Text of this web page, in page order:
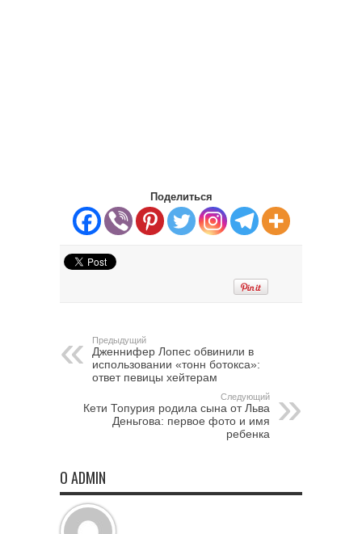
Поделиться
Предыдущий
Дженнифер Лопес обвинили в
использовании «тонн ботокса»:
ответ певицы хейтерам
Следующий
Кети Топурия родила сына от Льва
Деньгова: первое фото и имя
ребенка
О ADMIN